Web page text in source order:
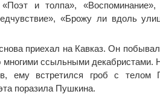
и толпа»,
«Брожу ли вдоль
приехал на Кавказ. Он
многими ссыльными декабристами.
ему встретился гроб с телом
поразила Пушкина.